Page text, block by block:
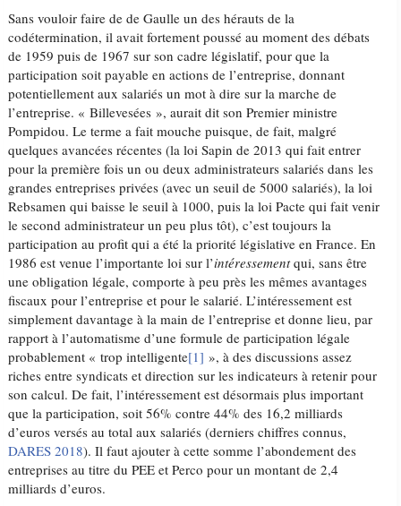
Sans vouloir faire de de Gaulle un des hérauts de la
codétermination, il avait fortement poussé au moment des débats
de 1959 puis de 1967 sur son cadre législatif, pour que la
participation soit payable en actions de l’entreprise, donnant
potentiellement aux salariés un mot à dire sur la marche de
l’entreprise. « Billevesées », aurait dit son Premier ministre
Pompidou. Le terme a fait mouche puisque, de fait, malgré
quelques avancées récentes (la loi Sapin de 2013 qui fait entrer
pour la première fois un ou deux administrateurs salariés dans les
grandes entreprises privées (avec un seuil de 5000 salariés), la loi
Rebsamen qui baisse le seuil à 1000, puis la loi Pacte qui fait venir
le second administrateur un peu plus tôt), c’est toujours la
participation au profit qui a été la priorité législative en France. En
1986 est venue l’importante loi sur l’intéressementqui, sans être
une obligation légale, comporte à peu près les mêmes avantages
fiscaux pour l’entreprise et pour le salarié. L’intéressement est
simplement davantage à la main de l’entreprise et donne lieu, par
rapport à l’automatisme d’une formule de participation légale
probablement « trop intelligente[1] », à des discussions assez
riches entre syndicats et direction sur les indicateurs à retenir pour
son calcul. De fait, l’intéressement est désormais plus important
que la participation, soit 56% contre 44% des 16,2 milliards
d’euros versés au total aux salariés (derniers chiffres connus,
DARES 2018). Il faut ajouter à cette somme l’abondement des
entreprises au titre du PEE et Perco pour un montant de 2,4
milliards d’euros.